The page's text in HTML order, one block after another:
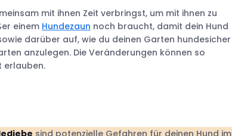
mit ihnen Zeit verbringst, um mit ihnen zu
einem Hundezaun noch braucht, damit dein Hund
darüber auf, wie du deinen Garten hundesicher
anzulegen. Die Veränderungen können so
erlauben.
sind potenzielle Gefahren für deinen Hund im